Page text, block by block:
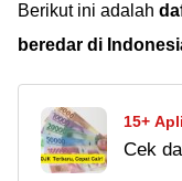
Berikut ini adalah
beredar di
15+
Tenor
Cek